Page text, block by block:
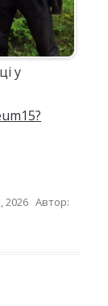
у
2026 Автор: